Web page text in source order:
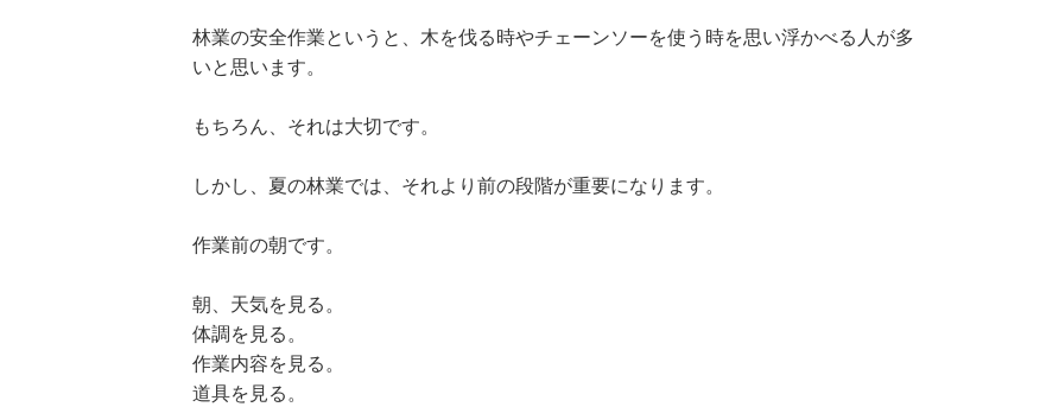
林業の安全作業というと、木を伐る時やチェーンソーを使う時を思い浮かべる人が多
いと思います。
もちろん、それは大切です。
しかし、夏の林業では、それより前の段階が重要になります。
作業前の朝です。
朝、天気を見る。
体調を見る。
作業内容を見る。
道具を見る。